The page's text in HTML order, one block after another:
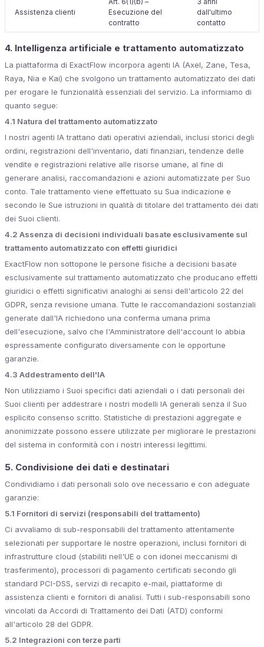
Assistenza clienti
Esecuzione del
contratto
dall'ultimo
contatto
4. Intelligenza artificiale e trattamento automatizzato
La piattaforma di ExactFlow incorpora agenti IA (Axel, Zane, Tesa,
Raya, Nia e Kai) che svolgono un trattamento automatizzato dei dati
per erogare le funzionalità essenziali del servizio. La informiamo di
quanto segue:
4.1 Natura del trattamento automatizzato
I nostri agenti IA trattano dati operativi aziendali, inclusi storici degli
ordini, registrazioni dell'inventario, dati finanziari, tendenze delle
vendite e registrazioni relative alle risorse umane, al fine di
generare analisi, raccomandazioni e azioni automatizzate per Suo
conto. Tale trattamento viene effettuato su Sua indicazione e
secondo le Sue istruzioni in qualità di titolare del trattamento dei dati
dei Suoi clienti.
4.2 Assenza di decisioni individuali basate esclusivamente sul
trattamento automatizzato con effetti giuridici
ExactFlow non sottopone le persone fisiche a decisioni basate
esclusivamente sul trattamento automatizzato che producano effetti
giuridici o effetti significativi analoghi ai sensi dell'articolo 22 del
GDPR, senza revisione umana. Tutte le raccomandazioni sostanziali
generate dall'IA richiedono una conferma umana prima
dell'esecuzione, salvo che l'Amministratore dell'account lo abbia
espressamente configurato diversamente con le opportune
garanzie.
4.3 Addestramento dell'IA
Non utilizziamo i Suoi specifici dati aziendali o i dati personali dei
Suoi clienti per addestrare i nostri modelli IA generali senza il Suo
esplicito consenso scritto. Statistiche di prestazioni aggregate e
anonimizzate possono essere utilizzate per migliorare le prestazioni
del sistema in conformità con i nostri interessi legittimi.
5. Condivisione dei dati e destinatari
Condividiamo i dati personali solo ove necessario e con adeguate
garanzie:
5.1 Fornitori di servizi (responsabili del trattamento)
Ci avvaliamo di sub-responsabili del trattamento attentamente
selezionati per supportare le nostre operazioni, inclusi fornitori di
infrastrutture cloud (stabiliti nell'UE o con idonei meccanismi di
trasferimento), processori di pagamento certificati secondo gli
standard PCI-DSS, servizi di recapito e-mail, piattaforme di
assistenza clienti e fornitori di analisi. Tutti i sub-responsabili sono
vincolati da Accordi di Trattamento dei Dati (ATD) conformi
all'articolo 28 del GDPR.
5.2 Integrazioni con terze parti